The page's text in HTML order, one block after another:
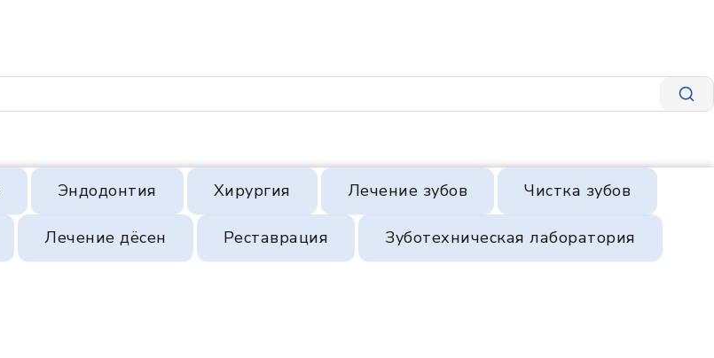
Эндодонтия Хирургия Лечение зубов Чистка зубов
Лечение дёсен Реставрация Зуботехническая лаборатория